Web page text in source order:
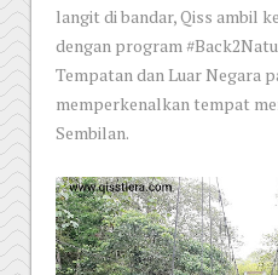
langit di bandar, Qiss ambil
dengan program
Tempatan dan Luar Negara
memperkenalkan tempat
Sembilan.